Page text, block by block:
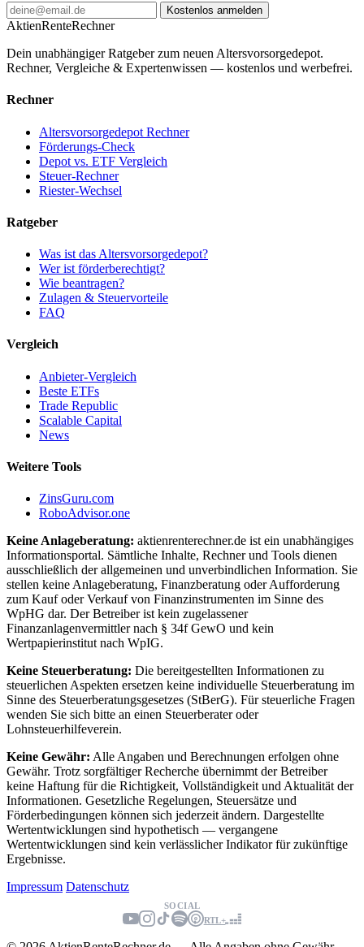
Kostenlos anmelden
AktienRenteRechner
Dein unabhängiger Ratgeber zum neuen Altersvorsorgedepot.
Rechner, Vergleiche & Expertenwissen — kostenlos und werbefrei.
Rechner
Altersvorsorgedepot Rechner
Förderungs-Check
Depot vs. ETF Vergleich
Steuer-Rechner
Riester-Wechsel
Ratgeber
Was ist das Altersvorsorgedepot?
Wer ist förderberechtigt?
Wie beantragen?
Zulagen & Steuervorteile
FAQ
Vergleich
Anbieter-Vergleich
Beste ETFs
Trade Republic
Scalable Capital
News
Weitere Tools
ZinsGuru.com
RoboAdvisor.one
Keine Anlageberatung: aktienrenterechner.de ist ein unabhängiges
Informationsportal. Sämtliche Inhalte, Rechner und Tools dienen
ausschließlich der allgemeinen und unverbindlichen Information. Sie
stellen keine Anlageberatung, Finanzberatung oder Aufforderung
zum Kauf oder Verkauf von Finanzinstrumenten im Sinne des
WpHG dar. Der Betreiber ist kein zugelassener
Finanzanlagenvermittler nach § 34f GewO und kein
Wertpapierinstitut nach WpIG.
Keine Steuerberatung: Die bereitgestellten Informationen zu
steuerlichen Aspekten ersetzen keine individuelle Steuerberatung im
Sinne des Steuerberatungsgesetzes (StBerG). Für steuerliche Fragen
wenden Sie sich bitte an einen Steuerberater oder
Lohnsteuerhilfeverein.
Keine Gewähr: Alle Angaben und Berechnungen erfolgen ohne
Gewähr. Trotz sorgfältiger Recherche übernimmt der Betreiber
keine Haftung für die Richtigkeit, Vollständigkeit und Aktualität der
Informationen. Gesetzliche Regelungen, Steuersätze und
Förderbedingungen können sich jederzeit ändern. Dargestellte
Wertentwicklungen sind hypothetisch — vergangene
Wertentwicklungen sind kein verlässlicher Indikator für zukünftige
Ergebnisse.
Impressum Datenschutz
SOCIAL
RTL+